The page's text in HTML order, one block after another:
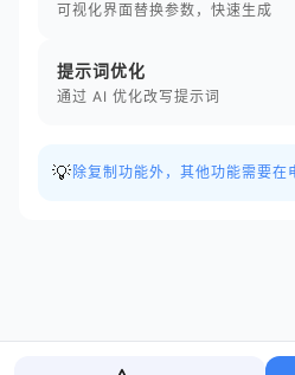
可视化界面替换参数，快速生成
提示词优化
通过 AI 优化改写提示词
💡 除复制功能外，其他功能需要在